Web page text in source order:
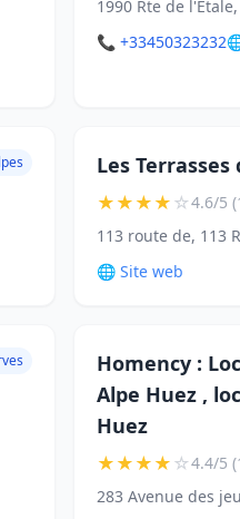
1990 Rte de
📞 +33450323232
Les
★★★★☆4.6/5
113 route de, 113
🌐 Site web
Homency :
Alpe Huez ,
Huez
★★★★☆4.4/5
283 Avenue des